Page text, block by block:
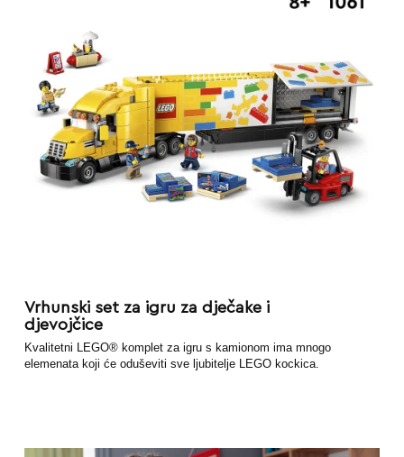
Vrhunski set za igru za dječake i
djevojčice
Kvalitetni LEGO® komplet za igru s kamionom ima mnogo
elemenata koji će oduševiti sve ljubitelje LEGO kockica.